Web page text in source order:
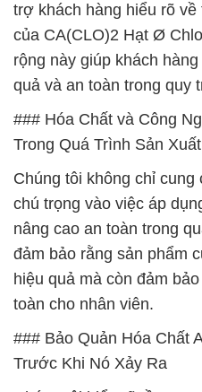
trợ khách hàng hiểu rõ
của CA(CLO)2 Hạt Ø
rộng này giúp khách
quả và an toàn trong quy
### Hóa Chất và Công
Trong Quá Trình Sản Xuất
Chúng tôi không chỉ cung
chú trọng vào việc áp
nâng cao an toàn trong
đảm bảo rằng sản phẩm
hiệu quả mà còn đảm
toàn cho nhân viên.
### Bảo Quản Hóa Chất
Trước Khi Nó Xảy Ra